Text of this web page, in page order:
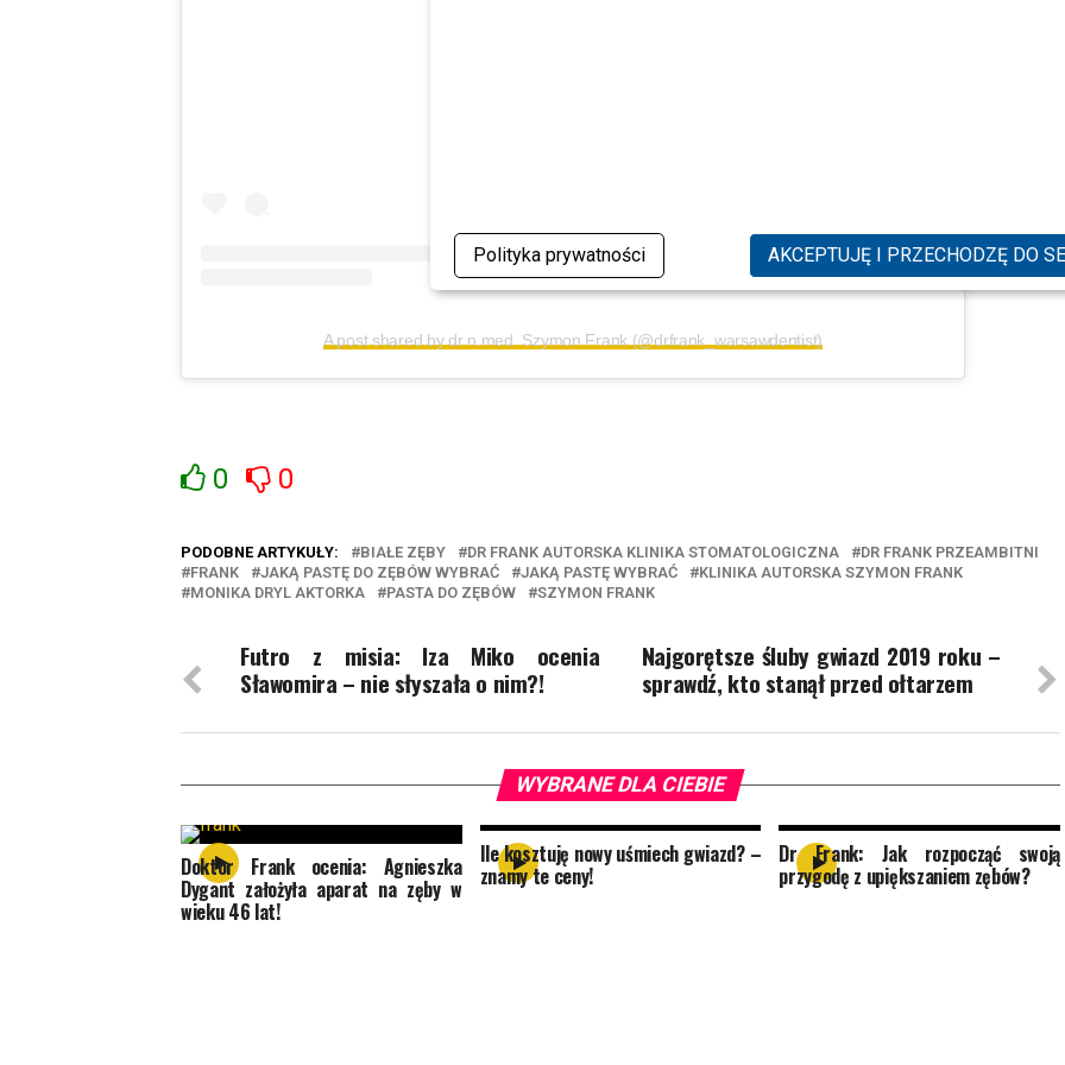
Polityka prywatności AKCEPTUJĘ I PRZECHODZĘ DO
A post shared by dr n.med. Szymon Frank (@drfrank_warsawdentist)
0 0
PODOBNE ARTYKUŁY: BIAŁE ZĘBY DR FRANK AUTORSKA KLINIKA STOMATOLOGICZNA
DR FRANK PRZEAMBITNI
FRANK
JAKĄ PASTĘ DO ZĘBÓW WYBRAĆ JAKĄ PASTĘ WYBRAĆ
KLINIKA AUTORSKA SZYMON FRANK
MONIKA DRYL AKTORKA
PASTA DO ZĘBÓW SZYMON FRANK
Najgorętsze śluby gwiazd 2019 roku –
sprawdź, kto stanął przed ołtarzem
Futro z misia: Iza Miko ocenia
Sławomira – nie słyszała o nim?!
WYBRANE DLA CIEBIE
Doktor Frank ocenia: Agnieszka
Dygant założyła aparat na zęby w
wieku 46 lat!
Ile kosztuję nowy uśmiech gwiazd? –
znamy te ceny!
Dr Frank: Jak rozpocząć swoją
przygodę z upiększaniem zębów?